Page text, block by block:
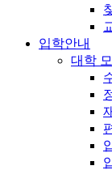
입학안내
대학